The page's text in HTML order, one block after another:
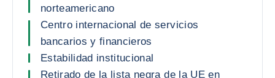
norteamericano
Centro internacional de servicios
bancarios y financieros
Estabilidad institucional
Retirado de la lista negra de la UE en